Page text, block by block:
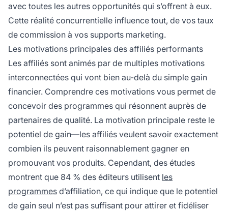
avec toutes les autres opportunités qui s’offrent à eux.
Cette réalité concurrentielle influence tout, de vos taux
de commission à vos supports marketing.
Les motivations principales des affiliés performants
Les affiliés sont animés par de multiples motivations
interconnectées qui vont bien au-delà du simple gain
financier. Comprendre ces motivations vous permet de
concevoir des programmes qui résonnent auprès de
partenaires de qualité. La motivation principale reste le
potentiel de gain—les affiliés veulent savoir exactement
combien ils peuvent raisonnablement gagner en
promouvant vos produits. Cependant, des études
montrent que 84 % des éditeurs utilisent les
programmes d’affiliation, ce qui indique que le potentiel
de gain seul n’est pas suffisant pour attirer et fidéliser